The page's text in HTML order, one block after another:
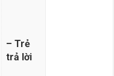
– Trẻ
trả lời